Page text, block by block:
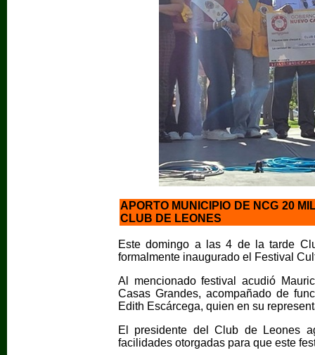
APORTO MUNICIPIO DE NCG 20
CLUB DE LEONES
Este domingo a las 4 de la tarde
formalmente inaugurado el Festival
Al mencionado festival acudió
Casas Grandes, acompañado de
Edith Escárcega, quien en su
El presidente del Club de Leones
facilidades otorgadas para que este